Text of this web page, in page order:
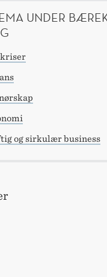
UNDER
og sirkulær business